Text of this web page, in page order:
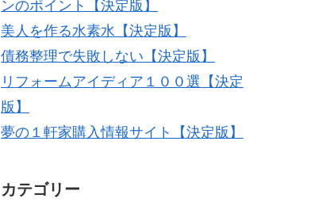
ンのポイント【決定版】
美人を作る水素水【決定版】
債務整理で失敗しない【決定版】
リフォームアイディア１００選【決定
版】
夢の１軒家購入情報サイト【決定版】
カテゴリー